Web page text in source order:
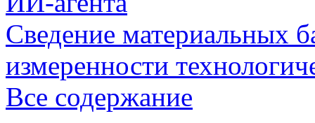
Сведение материальных
измеренности
Все содержание